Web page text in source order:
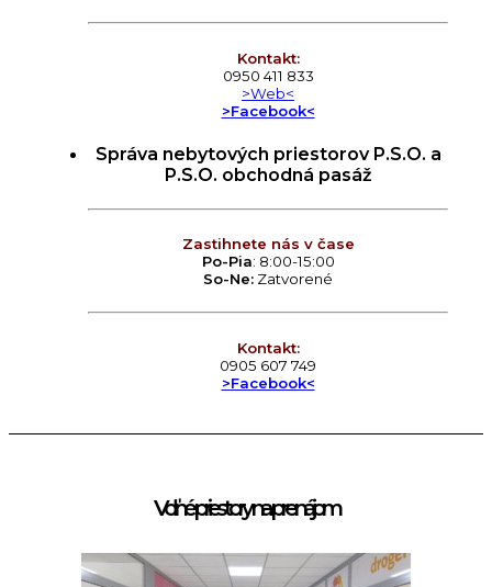
Kontakt:
0950 411 833
>Web<
>Facebook<
Správa nebytových priestorov P.S.O. a
P.S.O. obchodná pasáž
Zastihnete nás v čase
Po-Pia: 8:00-15:00
So-Ne: Zatvorené
Kontakt:
0905 607 749
>Facebook<
Voľné priestory na prenájom